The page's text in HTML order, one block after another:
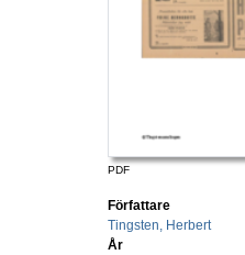
PDF
Författare
Tingsten, Herbert
År